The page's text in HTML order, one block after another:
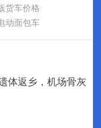
货车价格
动面包车
体返乡，机场骨灰